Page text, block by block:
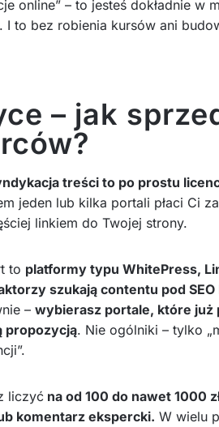
online” – to jesteś dokładnie w
. I to bez robienia kursów ani
– jak
treści to po prostu
jeden lub kilka portali płaci Ci
linkiem do Twojej strony.
to platformy typu WhitePress,
szukają contentu pod SEO
– wybierasz portale, które już
propozycją. Nie ogólniki – tylko
liczyć na od 100 do nawet 1000
komentarz ekspercki. W wielu